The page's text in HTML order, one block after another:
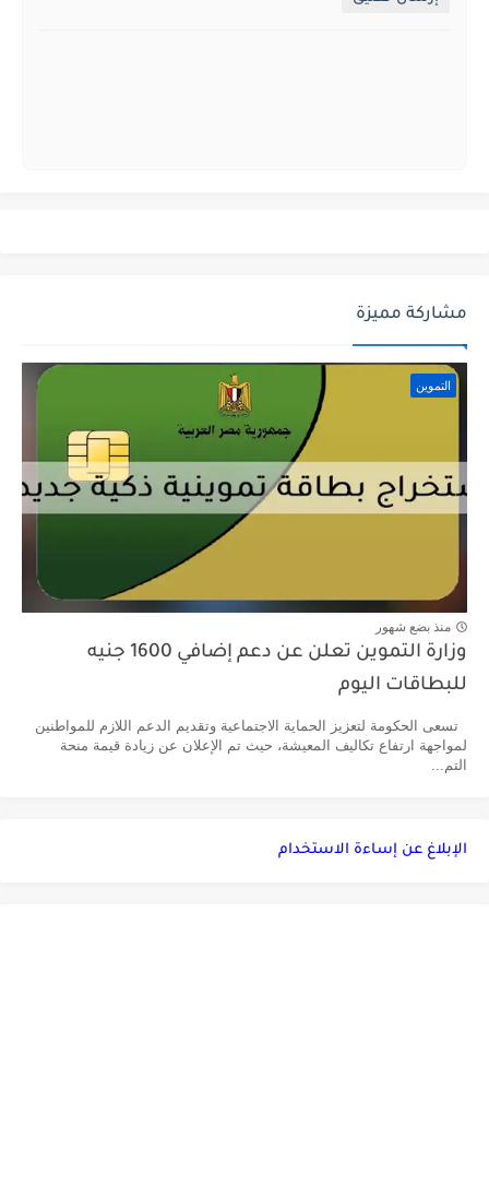
مشاركة مميزة
التموين
منذ بضع شهور
وزارة التموين تعلن عن دعم إضافي 1600 جنيه
للبطاقات اليوم
تسعى الحكومة لتعزيز الحماية الاجتماعية وتقديم الدعم اللازم للمواطنين
لمواجهة ارتفاع تكاليف المعيشة، حيث تم الإعلان عن زيادة قيمة منحة
التم...
الإبلاغ عن إساءة الاستخدام